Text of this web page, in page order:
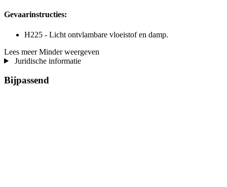
Gevaarinstructies:
H225 - Licht ontvlambare vloeistof en damp.
Lees meer Minder weergeven
Juridische informatie
Bijpassend